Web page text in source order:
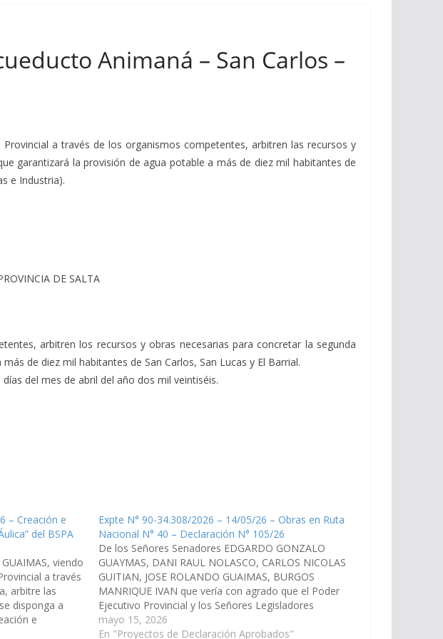
Animaná – San Carlos –
a través de los organismos competentes, arbitren las recursos y
garantizará la provisión de agua potable a más de diez mil habitantes de
e Industria).
DE SALTA
arbitren los recursos y obras necesarias para concretar la segunda
de diez mil habitantes de San Carlos, San Lucas y El Barrial.
del mes de abril del año dos mil veintiséis.
– Creación e
del BSPA
viendo
a través
arbitre las
disponga a
e
del BSPA
Expte N° 90-34.308/2026 – 14/05/26 – Obras en Ruta
Nacional N° 40 – Declaración N° 105/26
De los Señores Senadores EDGARDO GONZALO
GUAYMAS, DANI RAUL NOLASCO, CARLOS NICOLAS
GUITIAN, JOSE ROLANDO GUAIMAS, BURGOS
MANRIQUE IVAN que vería con agrado que el Poder
Ejecutivo Provincial y los Señores Legisladores
Nacionales por la Provincia de Salta gestionen ante
las autoridades de la Dirección de Vialidad Nacional(
mayo 15, 2026
En "Proyectos de Declaración Aprobados"